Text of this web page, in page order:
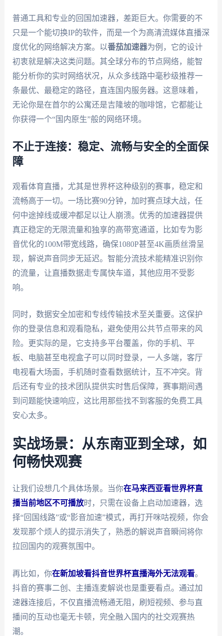
普通工具和专业的回国加速器，差距巨大。你需要的不
只是一个能切换IP的软件，而是一个为高清流媒体直播深
度优化的网络解决方案。以番茄加速器为例，它的设计
初衷就是解决这类问题。其全球分布的节点网络，能智
能分析你的实时网络状况，从众多线路中毫秒级推荐一
条最优、最稳定的路径，直连国内服务器。这意味着，
无论你是在首尔的公寓还是吉隆坡的咖啡馆，它都能让
你获得一个“国内原生”般的网络环境。
不止于连接：稳定、流畅与安全的全面保
障
观看体育直播，尤其是世界杯这种级别的赛事，稳定和
流畅高于一切。一场比赛90分钟，加时赛点球大战，任
何中途掉线或缓冲都足以让人崩溃。优秀的加速器提供
真正稳定的无限流量和独享的高带宽通道，比如专为影
音优化的100M带宽线路，确保1080P甚至4K画质丝滑呈
现，解说声音同步无延迟。智能分流技术能精准识别你
的流量，让直播数据走专属快车道，其他应用不受影
响。
同时，数据安全加密和专线传输技术至关重要。这保护
你的登录信息和观看隐私，避免使用公共节点带来的风
险。更实际的是，它支持多平台覆盖，你的手机、平
板、电脑甚至电视盒子可以同时登录，一人多端，客厅
电视看大场面，手机随时查看数据统计，互不冲突。背
后还有专业的技术团队提供实时售后保障，赛事期间遇
到问题能快速响应，这比用那些找不到客服的免费工具
安心太多。
实战场景：从东南亚到全球，如
何畅快观赛
让我们设想几个具体场景。当你在马来西亚看世界杯直
播当前地区不可播放时，只需在设备上启动加速器，选
择“回国线路”或“影音加速”模式，再打开咪咕视频，你会
发现那个烦人的提示消失了，熟悉的解说声音瞬间将你
拉回国内的观赛氛围中。
再比如，你在新加坡看抖音世界杯直播海外无法观看。
抖音的赛事二创、主播连麦解说也是重要看点。通过加
速器连接后，不仅直播流畅通无阻，刷短视频、参与直
播间的互动也毫无卡顿，完全融入国内的社交观赛热
潮。